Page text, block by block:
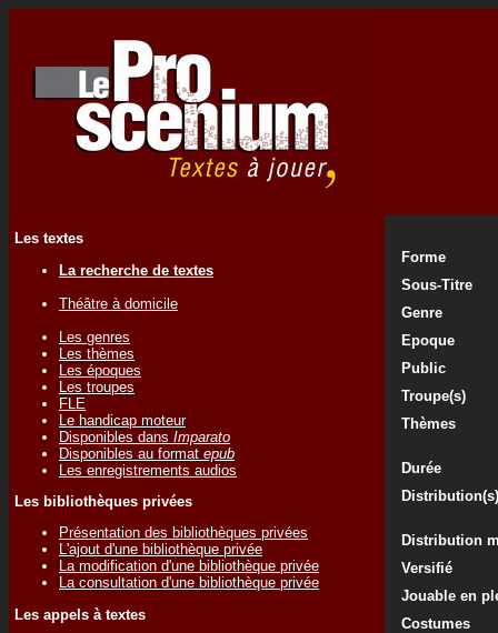
Les textes
La recherche de textes
Théâtre à domicile
Les genres
Les thèmes
Les époques
Les troupes
FLE
Le handicap moteur
Disponibles dans Imparato
Disponibles au format epub
Les enregistrements audios
Les bibliothèques privées
Présentation des bibliothèques privées
L'ajout d'une bibliothèque privée
La modification d'une bibliothèque privée
La consultation d'une bibliothèque privée
Les appels à textes
Forme
Sous-Titre
Genre
Epoque
Public
Troupe(s)
Thèmes
Durée
Distribution(s)
Distribution
Versifié
Jouable en
Costumes